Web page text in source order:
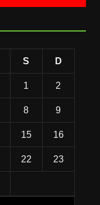
S D
1 2
8 9
15 16
22 23